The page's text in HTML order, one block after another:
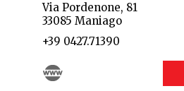
Via Pordenone, 81
33085 Maniago
+39 0427.71390